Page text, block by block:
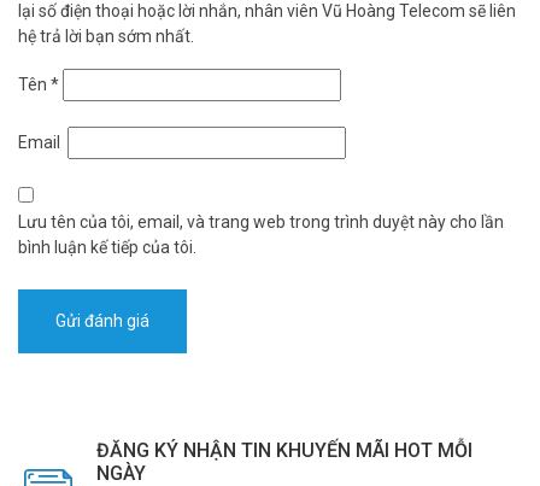
lại số điện thoại hoặc lời nhắn, nhân viên Vũ Hoàng Telecom sẽ liên
hệ trả lời bạn sớm nhất.
Tên *
Email
Lưu tên của tôi, email, và trang web trong trình duyệt này cho lần
bình luận kế tiếp của tôi.
ĐĂNG KÝ NHẬN TIN KHUYẾN MÃI HOT MỖI
NGÀY